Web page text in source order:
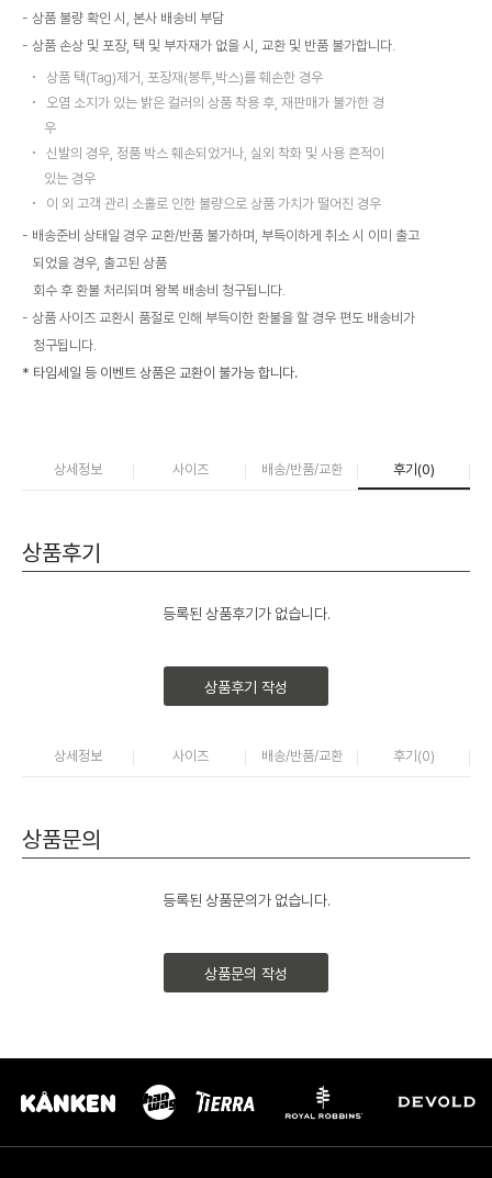
상품 불량 확인 시, 본사 배송비 부담
상품 손상 및 포장, 택 및 부자재가 없을 시, 교환 및 반품 불가합니다.
상품 택(Tag)제거, 포장재(봉투,박스)를 훼손한 경우
오염 소지가 있는 밝은 컬러의 상품 착용 후, 재판매가 불가한 경
우
신발의 경우, 정품 박스 훼손되었거나, 실외 착화 및 사용 흔적이
있는 경우
이 외 고객 관리 소홀로 인한 불량으로 상품 가치가 떨어진 경우
배송준비 상태일 경우 교환/반품 불가하며, 부득이하게 취소 시 이미 출고
되었을 경우, 출고된 상품
회수 후 환불 처리되며 왕복 배송비 청구됩니다.
상품 사이즈 교환시 품절로 인해 부득이한 환불을 할 경우 편도 배송비가
청구됩니다.
* 타임세일 등 이벤트 상품은 교환이 불가능 합니다.
상세정보 사이즈 배송/반품/교환 후기(0)
상품후기
등록된 상품후기가 없습니다.
상품후기 작성
상세정보 사이즈 배송/반품/교환 후기(0)
상품문의
등록된 상품문의가 없습니다.
상품문의 작성